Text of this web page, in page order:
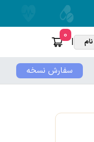
|
0
سفارش نسخه